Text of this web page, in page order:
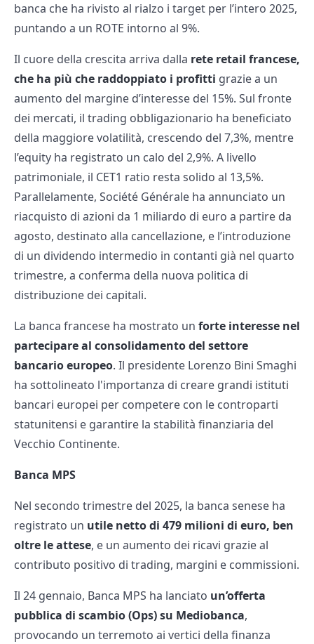
banca che ha rivisto al rialzo i target per l’intero 2025,
puntando a un ROTE intorno al 9%.
Il cuore della crescita arriva dalla rete retail francese,
che ha più che raddoppiato i profitti grazie a un
aumento del margine d’interesse del 15%. Sul fronte
dei mercati, il trading obbligazionario ha beneficiato
della maggiore volatilità, crescendo del 7,3%, mentre
l’equity ha registrato un calo del 2,9%. A livello
patrimoniale, il CET1 ratio resta solido al 13,5%.
Parallelamente, Société Générale ha annunciato un
riacquisto di azioni da 1 miliardo di euro a partire da
agosto, destinato alla cancellazione, e l’introduzione
di un dividendo intermedio in contanti già nel quarto
trimestre, a conferma della nuova politica di
distribuzione dei capitali.
La banca francese ha mostrato un forte interesse nel
partecipare al consolidamento del settore
bancario europeo. Il presidente Lorenzo Bini Smaghi
ha sottolineato l'importanza di creare grandi istituti
bancari europei per competere con le controparti
statunitensi e garantire la stabilità finanziaria del
Vecchio Continente. ​
Banca MPS
Nel secondo trimestre del 2025, la banca senese ha
registrato un utile netto di 479 milioni di euro, ben
oltre le attese, e un aumento dei ricavi grazie al
contributo positivo di trading, margini e commissioni.
Il 24 gennaio, Banca MPS ha lanciato un’offerta
pubblica di scambio (Ops) su Mediobanca,
provocando un terremoto ai vertici della finanza